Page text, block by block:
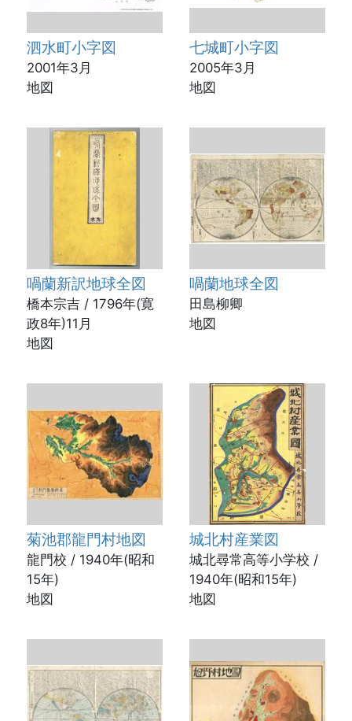
泗水町小字図
2001年3月
地図
七城町小字図
2005年3月
地図
喎蘭新訳地球全図
橋本宗吉 / 1796年(寛
政8年)11月
地図
喎蘭地球全図
田島柳卿
地図
菊池郡龍門村地図
龍門校 / 1940年(昭和
15年)
地図
城北村産業図
城北尋常高等小学校 /
1940年(昭和15年)
地図